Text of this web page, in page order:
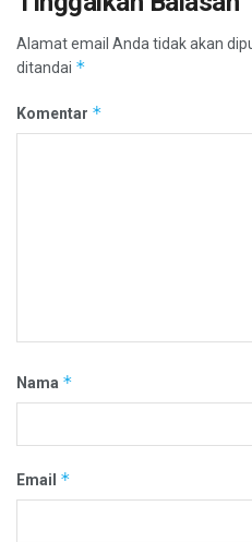
Alamat email Anda tidak akan
ditandai *
Komentar *
Nama *
Email *